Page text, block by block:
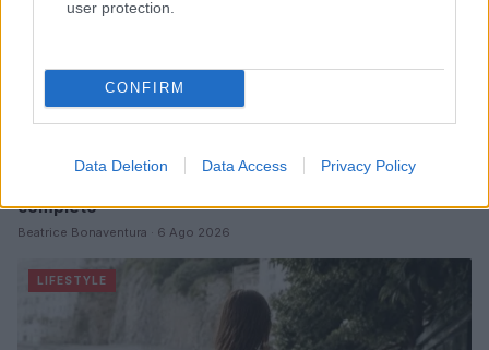
user protection.
CONFIRM
Data Deletion Data Access Privacy Policy
completo
Beatrice Bonaventura · 6 Ago 2026
LIFESTYLE